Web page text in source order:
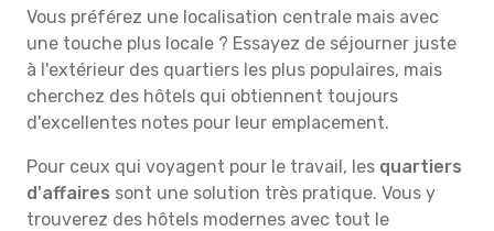
Vous préférez une localisation centrale mais avec
une touche plus locale ? Essayez de séjourner juste
à l'extérieur des quartiers les plus populaires, mais
cherchez des hôtels qui obtiennent toujours
d'excellentes notes pour leur emplacement.
Pour ceux qui voyagent pour le travail, les quartiers
d'affaires sont une solution très pratique. Vous y
trouverez des hôtels modernes avec tout le